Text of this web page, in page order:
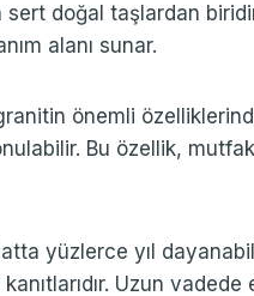
doğal taşlardan
alanı sunar.
önemli
Bu özellik,
yüzlerce yıl
Uzun